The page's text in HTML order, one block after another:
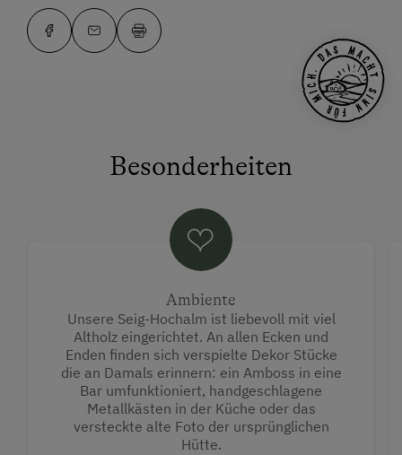
Besonderheiten
Ambiente
Unsere Seig-Hochalm ist liebevoll mit viel
Altholz eingerichtet. An allen Ecken und
Enden finden sich verspielte Dekor Stücke
die an Damals erinnern: ein Amboss in eine
Bar umfunktioniert, handgeschlagene
Metallkästen in der Küche oder das
versteckte alte Foto der ursprünglichen
Hütte.